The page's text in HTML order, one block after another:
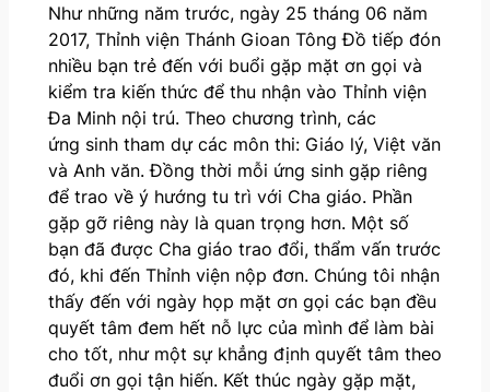
Như những năm trước, ngày 25 tháng 06 năm
2017, Thỉnh viện Thánh Gioan Tông Đồ tiếp đón
nhiều bạn trẻ đến với buổi gặp mặt ơn gọi và
kiểm tra kiến thức để thu nhận vào Thỉnh viện
Đa Minh nội trú. Theo chương trình, các
ứng sinh tham dự các môn thi: Giáo lý, Việt văn
và Anh văn. Đồng thời mỗi ứng sinh gặp riêng
để trao về ý hướng tu trì với Cha giáo. Phần
gặp gỡ riêng này là quan trọng hơn. Một số
bạn đã được Cha giáo trao đổi, thẩm vấn trước
đó, khi đến Thỉnh viện nộp đơn. Chúng tôi nhận
thấy đến với ngày họp mặt ơn gọi các bạn đều
quyết tâm đem hết nỗ lực của mình để làm bài
cho tốt, như một sự khẳng định quyết tâm theo
đuổi ơn gọi tận hiến. Kết thúc ngày gặp mặt,